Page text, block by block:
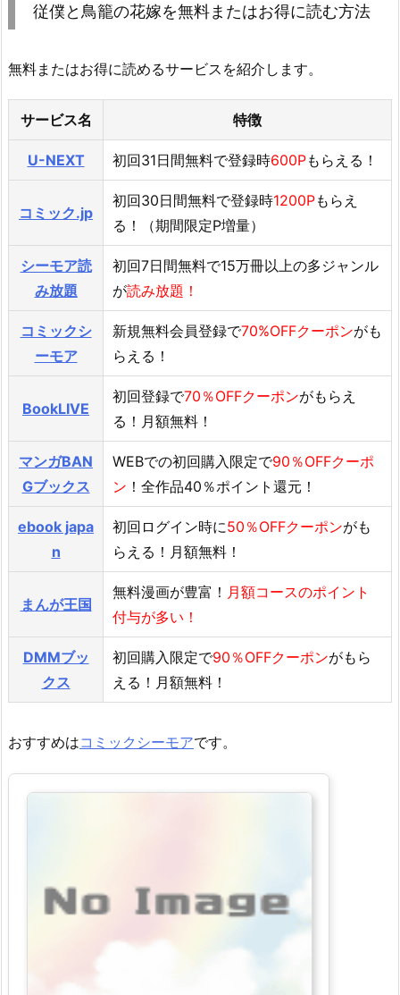
従僕と鳥籠の花嫁を無料またはお得に読む方法
無料またはお得に読めるサービスを紹介します。
サービス名 特徴
U-NEXT 初回31日間無料で登録時600Pもらえる！
コミック.jp
初回30日間無料で登録時1200Pもらえ
る！（期間限定P増量）
シーモア読
み放題
初回7日間無料で15万冊以上の多ジャンル
が読み放題！
コミックシ
ーモア
新規無料会員登録で70%OFFクーポンがも
らえる！
BookLIVE
初回登録で70％OFFクーポンがもらえ
る！月額無料！
マンガBAN
Gブックス
WEBでの初回購入限定で90％OFFクーポ
ン ！全作品40％ポイント還元！
ebook japa
n
初回ログイン時に50％OFFクーポンがも
らえる！月額無料！
まんが王国
無料漫画が豊富！ 月額コースのポイント
付与が多い！
DMMブッ
クス
初回購入限定で90％OFFクーポンがもら
える！月額無料！
おすすめはコミックシーモアです。